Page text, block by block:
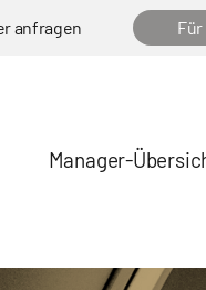
anfragen
Manager-